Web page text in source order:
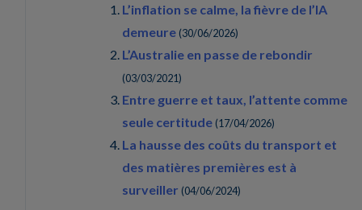
L’inflation se calme, la fièvre de l’IA
demeure (30/06/2026)
L’Australie en passe de rebondir
(03/03/2021)
Entre guerre et taux, l’attente comme
seule certitude (17/04/2026)
La hausse des coûts du transport et
des matières premières est à
surveiller (04/06/2024)